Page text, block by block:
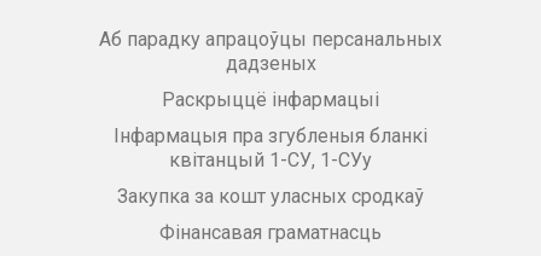
Аб парадку апрацоўцы персанальных
дадзеных
Раскрыццё інфармацыі
Інфармацыя пра згубленыя бланкі
квітанцый 1-СУ, 1-СУу
Закупка за кошт уласных сродкаў
Фінансавая граматнасць